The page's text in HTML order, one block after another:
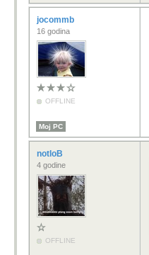
jocommb
16 godina
OFFLINE
Moj PC
notloB
4 godine
OFFLINE